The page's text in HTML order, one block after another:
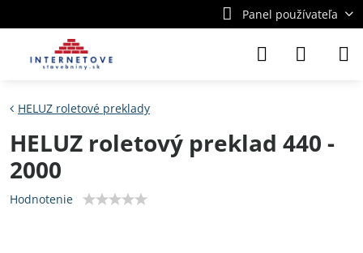
Panel používateľa
HELUZ roletové preklady
HELUZ roletový preklad 440 -
2000
Hodnotenie